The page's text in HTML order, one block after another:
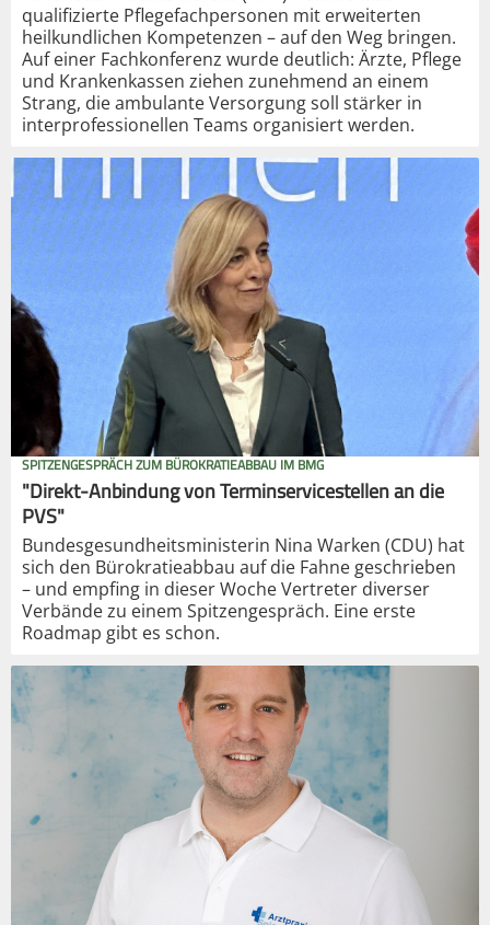
qualifizierte Pflegefachpersonen mit erweiterten
heilkundlichen Kompetenzen – auf den Weg bringen.
Auf einer Fachkonferenz wurde deutlich: Ärzte, Pflege
und Krankenkassen ziehen zunehmend an einem
Strang, die ambulante Versorgung soll stärker in
interprofessionellen Teams organisiert werden.
SPITZENGESPRÄCH ZUM BÜROKRATIEABBAU IM BMG
"Direkt-Anbindung von Terminservicestellen an die
PVS"
Bundesgesundheitsministerin Nina Warken (CDU) hat
sich den Bürokratieabbau auf die Fahne geschrieben
– und empfing in dieser Woche Vertreter diverser
Verbände zu einem Spitzengespräch. Eine erste
Roadmap gibt es schon.